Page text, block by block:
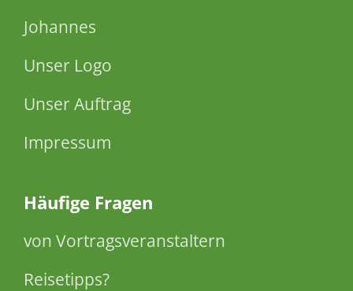
Johannes
Unser Logo
Unser Auftrag
Impressum
Häufige Fragen
von Vortragsveranstaltern
Reisetipps?